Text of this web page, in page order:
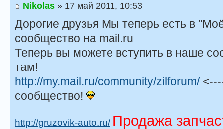
Nikolas » 17 май 2011, 10:53
Дорогие друзья Мы теперь есть в
сообщество на mail.ru
Теперь вы можете вступить в наше
там!
http://my.mail.ru/community/zilforum/
сообщество!
http://gruzovik-auto.ru/ Продажа